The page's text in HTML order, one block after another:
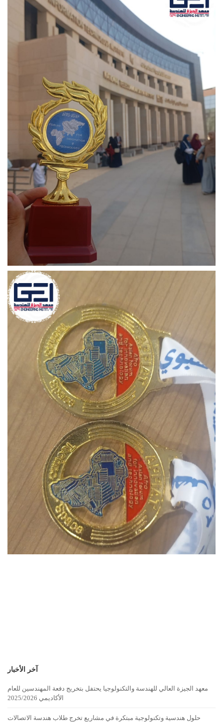
آخر الأخبار
معهد الجيزة العالي للهندسة والتكنولوجيا يحتفل بتخريج دفعة المهندسين للعام
الأكاديمي 2025/2026
حلول هندسية وتكنولوجية مبتكرة في مشاريع تخرج طلاب هندسة الاتصالات